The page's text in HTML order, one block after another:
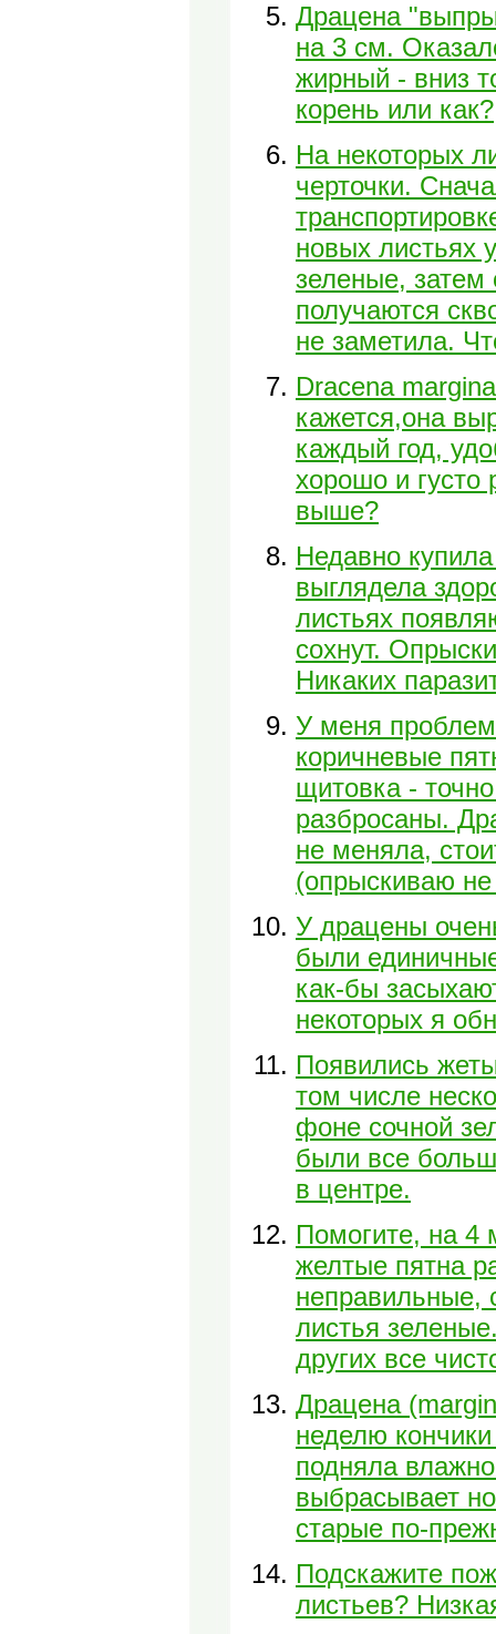
Драцена
на 3 см.
жирный - вниз
корень или как?
На некоторых
черточки.
новых листьях
зеленые, затем
получаются
не заметила.
Dracena
кажется,она
каждый год,
хорошо и густо
выше?
Недавно
выглядела
листьях
сохнут.
Никаких
У меня
коричневые
щитовка -
разбросаны.
не меняла,
(опрыскиваю
У драцены
были
как-бы
некоторых я
Появились
том числе
фоне сочной
были все
в центре.
Помогите, на 4
желтые пятна
неправильные,
листья
других все
Драцена
неделю
подняла
выбрасывает
старые по-
Подскажите
листьев?